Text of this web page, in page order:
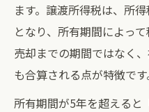
ます。譲渡所得税は、所
となり、所有期間によっ
売却までの期間ではなく
も合算される点が特徴です
所有期間が5年を超えると